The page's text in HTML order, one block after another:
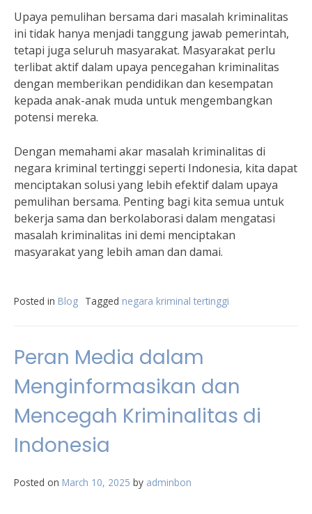
Upaya pemulihan bersama dari masalah kriminalitas
ini tidak hanya menjadi tanggung jawab pemerintah,
tetapi juga seluruh masyarakat. Masyarakat perlu
terlibat aktif dalam upaya pencegahan kriminalitas
dengan memberikan pendidikan dan kesempatan
kepada anak-anak muda untuk mengembangkan
potensi mereka.
Dengan memahami akar masalah kriminalitas di
negara kriminal tertinggi seperti Indonesia, kita dapat
menciptakan solusi yang lebih efektif dalam upaya
pemulihan bersama. Penting bagi kita semua untuk
bekerja sama dan berkolaborasi dalam mengatasi
masalah kriminalitas ini demi menciptakan
masyarakat yang lebih aman dan damai.
Posted in Blog Tagged negara kriminal tertinggi
Peran Media dalam
Menginformasikan dan
Mencegah Kriminalitas di
Indonesia
Posted on March 10, 2025 by adminbon